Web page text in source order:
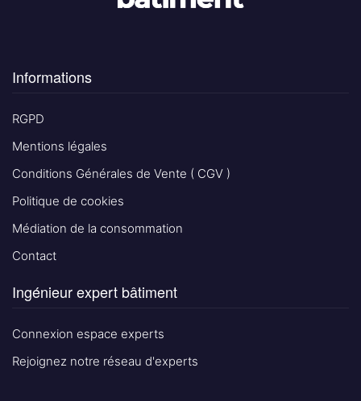
Informations
RGPD
Mentions légales
Conditions Générales de Vente ( CGV )
Politique de cookies
Médiation de la consommation
Contact
Ingénieur expert bâtiment
Connexion espace experts
Rejoignez notre réseau d'experts